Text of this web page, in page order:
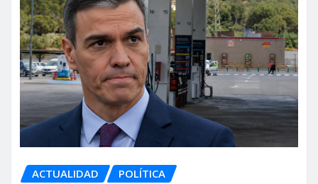
ACTUALIDAD POLÍTICA